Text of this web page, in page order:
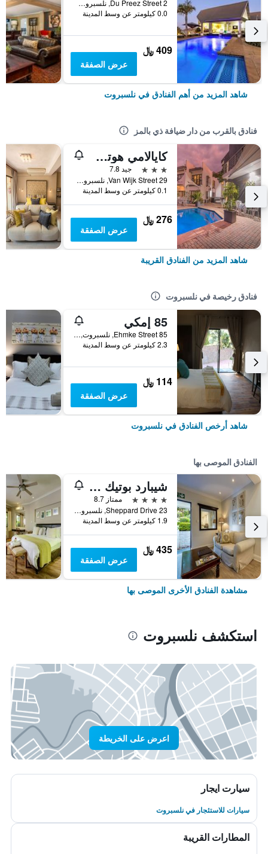
2 Du Preez Street, نلسبروت, محافظة مبومالانجا, جنوب أفريقيا
0.0 كيلومتر عن وسط المدينة
409 ﷼
عرض الصفقة
شاهد المزيد من أهم الفنادق في نلسبروت
فنادق بالقرب من دار ضيافة ذي بالمز
كايالامي هوتل مبومبيلا
3 نجوم
جيد 7.8
29 Van Wijk Street, نلسبروت, محافظة مبومالانجا, جنوب أفريقيا
0.1 كيلومتر عن وسط المدينة
276 ﷼
عرض الصفقة
شاهد المزيد من الفنادق القريبة
فنادق رخيصة في نلسبروت
85 إمكي
85 Ehmke Street, نلسبروت, محافظة مبومالانجا, جنوب أفريقيا
2.3 كيلومتر عن وسط المدينة
114 ﷼
عرض الصفقة
شاهد أرخص الفنادق في نلسبروت
الفنادق الموصى بها
شيبارد بوتيك جس هاوس
4 نجوم
ممتاز 8.7
23 Sheppard Drive, نلسبروت, محافظة مبومالانجا, جنوب أفريقيا
1.9 كيلومتر عن وسط المدينة
435 ﷼
عرض الصفقة
مشاهدة الفنادق الأخرى الموصى بها
استكشف نلسبروت
اعرض على الخريطة
سيارت ايجار
سيارات للاستئجار في نلسبروت
المطارات القريبة